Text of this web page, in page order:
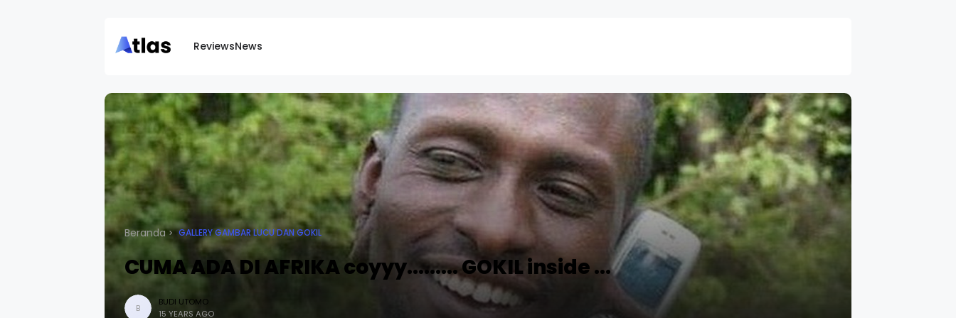
ReviewsNews
Beranda GALLERY GAMBAR LUCU DAN GOKIL
CUMA ADA DI AFRIKA coyyy......... GOKIL inside ...
B
BUDI UTOMO
15 YEARS AGO